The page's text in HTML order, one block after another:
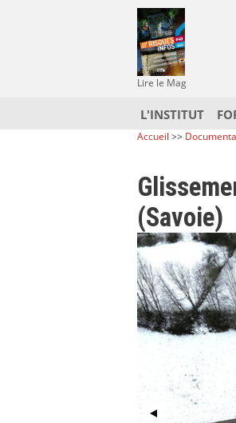
Lire le Mag
L'INSTITUT
Accueil >>
(Savoie)